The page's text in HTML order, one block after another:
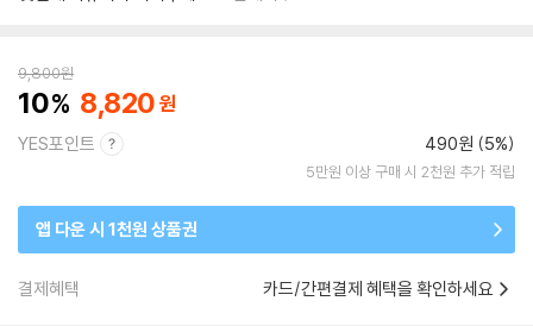
9,800원
10 8,820
YES포인트 490원 (5%)
5만원 이상 구매 시 2천원 추가 적립
앱 다운 시 1천원 상품권
결제혜택 카드/간편결제 혜택을 확인하세요